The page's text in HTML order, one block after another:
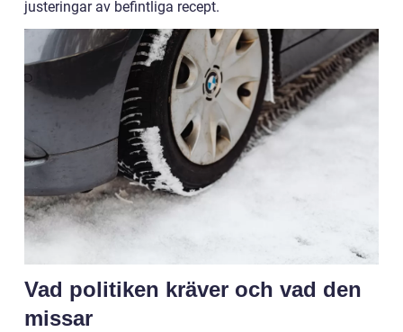
justeringar av befintliga recept.
Vad politiken kräver och vad den
missar